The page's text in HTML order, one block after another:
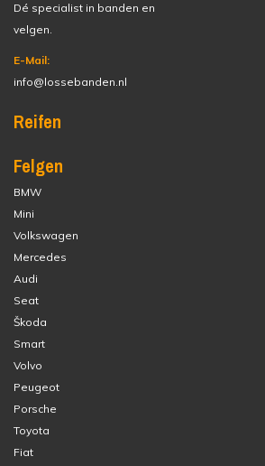
Dé specialist in banden en
velgen.
E-Mail:
info@lossebanden.nl
Reifen
Felgen
BMW
Mini
Volkswagen
Mercedes
Audi
Seat
Škoda
Smart
Volvo
Peugeot
Porsche
Toyota
Fiat